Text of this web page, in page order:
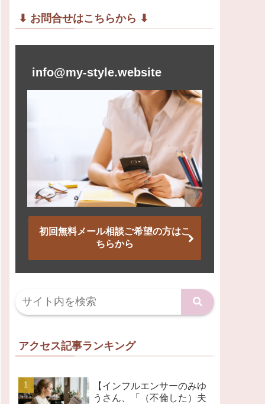
⬇︎ お問合せはこちらから ⬇︎
info@my-style.website
初回無料メール相談ご希望の方はこ
ちらから
アクセス記事ランキング
【インフルエンサーのみゆ
うさん、「（不倫した）夫